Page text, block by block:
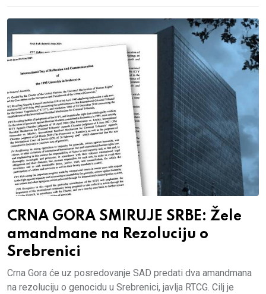
CRNA GORA SMIRUJE SRBE: Žele
amandmane na Rezoluciju o
Srebrenici
Crna Gora će uz posredovanje SAD predati dva amandmana
na rezoluciju o genocidu u Srebrenici, javlja RTCG. Cilj je